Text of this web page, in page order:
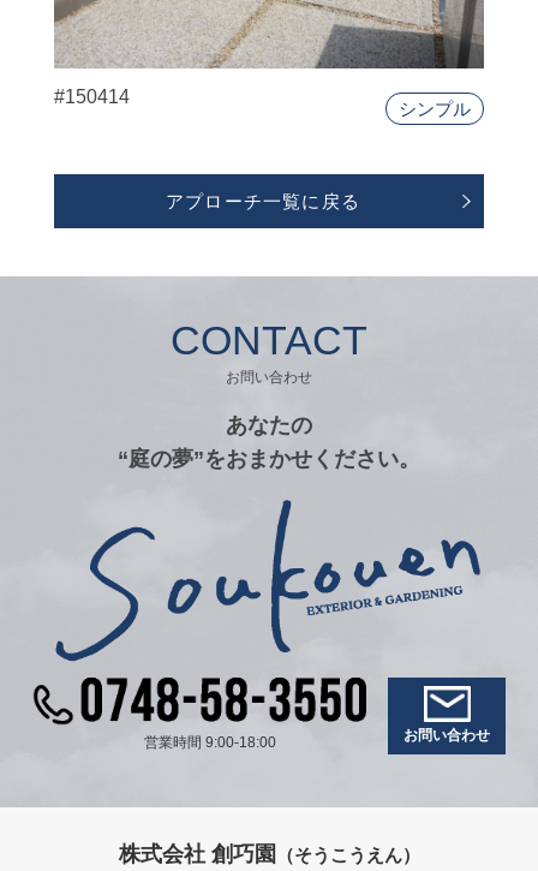
#150414
シンプル
アプローチ一覧に戻る
CONTACT
お問い合わせ
あなたの
“庭の夢”をおまかせください。
営業時間 9:00-18:00 お問い合わせ
株式会社 創巧園 （そうこうえん）